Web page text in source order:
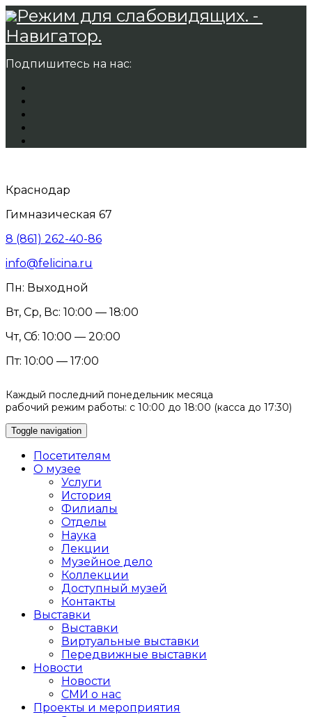
Режим для слабовидящих. -
Навигатор.
Подпишитесь на нас:
Краснодар
Гимназическая 67
8 (861) 262-40-86
info@felicina.ru
Пн: Выходной
Вт, Ср, Вс: 10:00 — 18:00
Чт, Сб: 10:00 — 20:00
Пт: 10:00 — 17:00
Каждый последний понедельник месяца
рабочий режим работы: с 10:00 до 18:00 (касса до 17:30)
Toggle navigation
Посетителям
О музее
Услуги
История
Филиалы
Отделы
Наука
Лекции
Музейное дело
Коллекции
Доступный музей
Контакты
Выставки
Выставки
Виртуальные выставки
Передвижные выставки
Новости
Новости
СМИ о нас
Проекты и мероприятия